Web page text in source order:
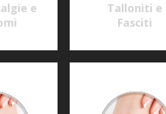
Caviglia e
Tendine d'Achille